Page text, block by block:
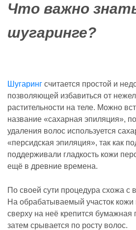
Что важно
шугаринге?
Шугаринг считается простой и
позволяющей избавиться от
растительности на теле. Можно
название «сахарная эпиляция»,
удаления волос используется
«персидская эпиляция», так как
поддерживали гладкость кожи
ещё в древние времена.
По своей сути процедура схожа с
На обрабатываемый участок кожи
сверху на неё крепится бумажная
затем срывается по росту волос.